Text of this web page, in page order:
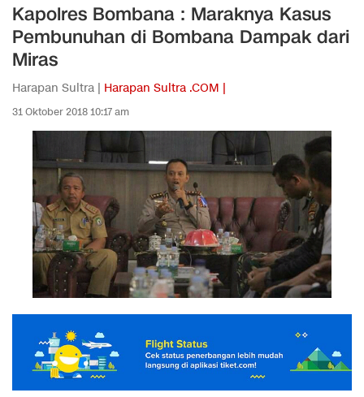
Kapolres Bombana : Maraknya Kasus
Pembunuhan di Bombana Dampak dari
Miras
Harapan Sultra | Harapan Sultra .COM |
31 Oktober 2018 10:17 am